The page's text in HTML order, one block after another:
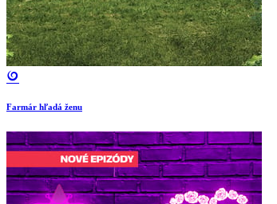
Farmár hľadá ženu